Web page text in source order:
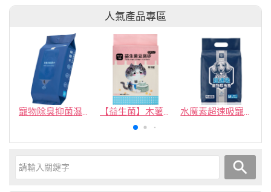
人氣產品專區
寵物除臭抑菌濕紙巾／30抽／無味【4包100】 【益生菌】木薯豆腐砂/豆腐砂 (1包最低$119起)抽貓砂機 水魔素超速吸寵物尿布墊買1送1